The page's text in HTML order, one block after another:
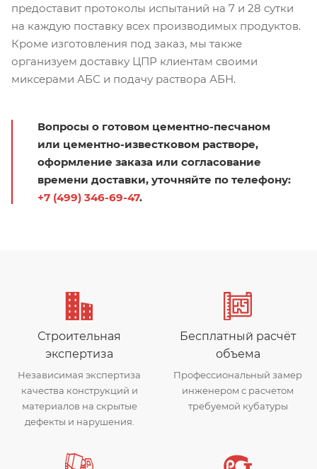
предоставит протоколы испытаний на 7 и 28 сутки
на каждую поставку всех производимых продуктов.
Кроме изготовления под заказ, мы также
организуем доставку ЦПР клиентам своими
миксерами АБС и подачу раствора АБН.
Вопросы о готовом цементно-песчаном
или цементно-известковом растворе,
оформление заказа или согласование
времени доставки, уточняйте по телефону:
+7 (499) 346-69-47.
Строительная
экспертиза
Независимая экспертиза
качества конструкций и
материалов на скрытые
дефекты и нарушения.
Бесплатный расчёт
объема
Профессиональный замер
инженером с расчетом
требуемой кубатуры